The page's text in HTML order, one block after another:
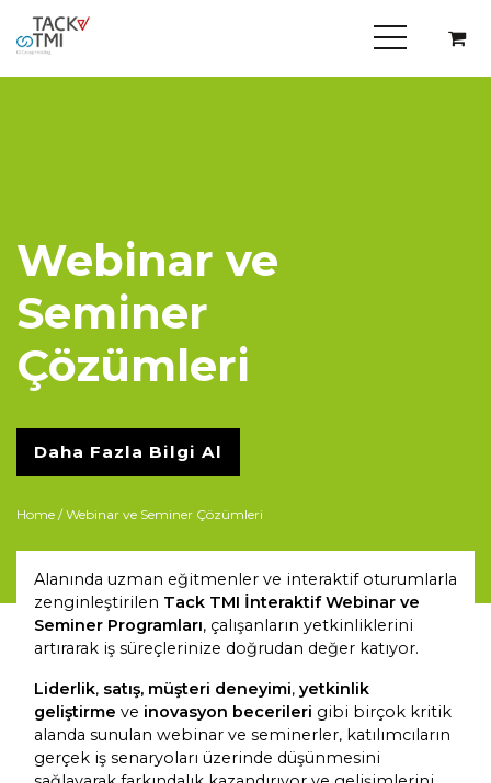
Webinar ve
Seminer
Çözümleri
Daha Fazla Bilgi Al
Home / Webinar ve Seminer Çözümleri
Alanında uzman eğitmenler ve interaktif oturumlarla
zenginleştirilen Tack TMI İnteraktif Webinar ve
Seminer Programları, çalışanların yetkinliklerini
artırarak iş süreçlerinize doğrudan değer katıyor.
Liderlik, satış, müşteri deneyimi, yetkinlik
geliştirme ve inovasyon becerileri gibi birçok kritik
alanda sunulan webinar ve seminerler, katılımcıların
gerçek iş senaryoları üzerinde düşünmesini